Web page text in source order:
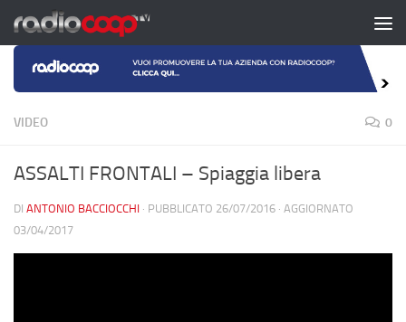
Salta al contenuto
VIDEO 0
ASSALTI FRONTALI – Spiaggia libera
DI ANTONIO BACCIOCCHI · PUBBLICATO 26/07/2016 · AGGIORNATO
03/04/2017